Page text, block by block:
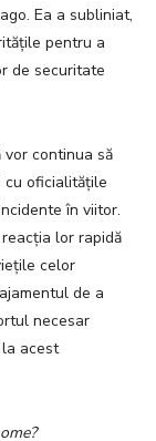
Ea a subliniat,
pentru a
de securitate
vor continua să
cu oficialitățile
în viitor.
lor rapidă
celor
de a
necesar
acest